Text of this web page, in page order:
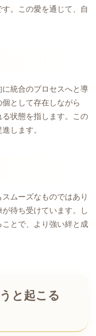
。この愛を通じて、自
統合のプロセスへと導
として存在しながら
状態を指します。この
します。
ムーズなものではあり
待ち受けています。し
とで、より強い絆と成
と起こる